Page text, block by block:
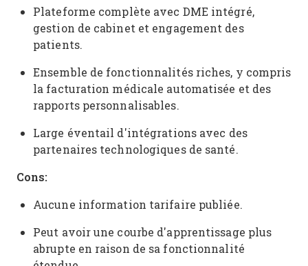
Plateforme complète avec DME intégré,
gestion de cabinet et engagement des
patients.
Ensemble de fonctionnalités riches, y compris
la facturation médicale automatisée et des
rapports personnalisables.
Large éventail d'intégrations avec des
partenaires technologiques de santé.
Cons:
Aucune information tarifaire publiée.
Peut avoir une courbe d'apprentissage plus
abrupte en raison de sa fonctionnalité